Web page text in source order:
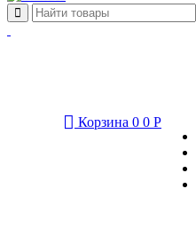
Корзина 0 0 Р